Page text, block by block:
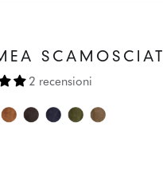
2 recensioni